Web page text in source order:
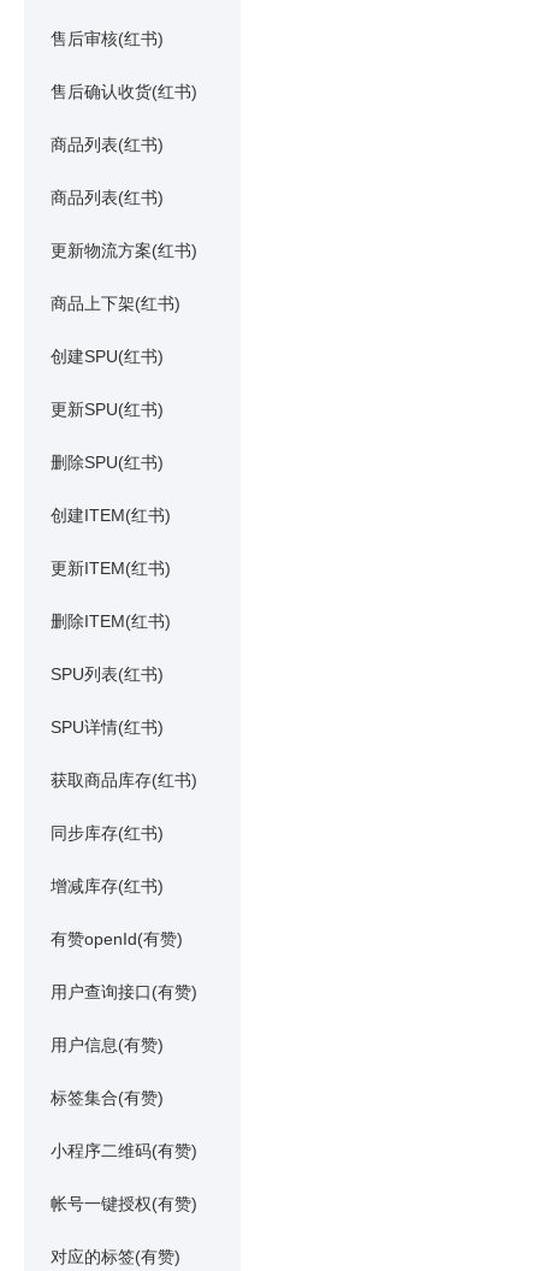
售后审核(红书)
售后确认收货(红书)
商品列表(红书)
商品列表(红书)
更新物流方案(红书)
商品上下架(红书)
创建SPU(红书)
更新SPU(红书)
删除SPU(红书)
创建ITEM(红书)
更新ITEM(红书)
删除ITEM(红书)
SPU列表(红书)
SPU详情(红书)
获取商品库存(红书)
同步库存(红书)
增减库存(红书)
有赞openId(有赞)
用户查询接口(有赞)
用户信息(有赞)
标签集合(有赞)
小程序二维码(有赞)
帐号一键授权(有赞)
对应的标签(有赞)